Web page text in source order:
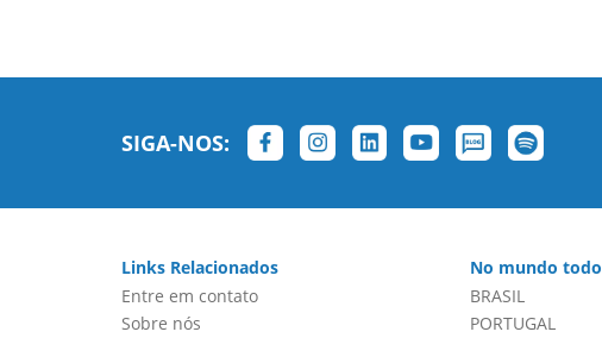
SIGA-NOS:
Links Relacionados
Entre em contato
Sobre nós
No mundo todo
BRASIL
PORTUGAL